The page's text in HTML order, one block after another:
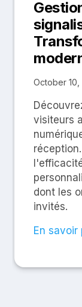
October 10,
visiteurs
dont les
invités.
En